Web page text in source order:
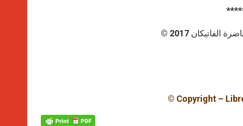
الفاتيكان 2017
© Copyright –